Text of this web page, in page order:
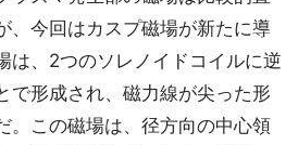
、今回はカスプ磁場が新たに導
は、2つのソレノイドコイルに逆
で形成され、磁力線が尖った形
。この磁場は、径方向の中心領